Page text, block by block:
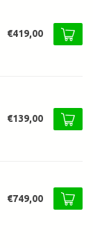
€419,00
€139,00
€749,00